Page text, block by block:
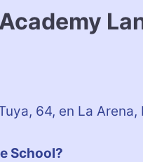
64, en La Arena,
School?